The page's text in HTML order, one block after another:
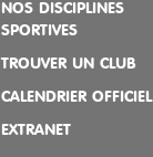
NOS DISCIPLINES
SPORTIVES
TROUVER UN CLUB
CALENDRIER OFFICIEL
EXTRANET